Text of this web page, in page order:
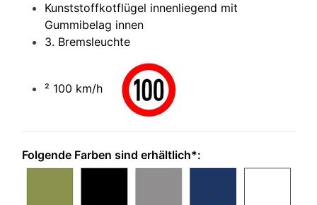
Kunststoffkotflügel innenliegend mit
Gummibelag innen
3. Bremsleuchte
² 100 km/h
Folgende Farben sind erhältlich*: